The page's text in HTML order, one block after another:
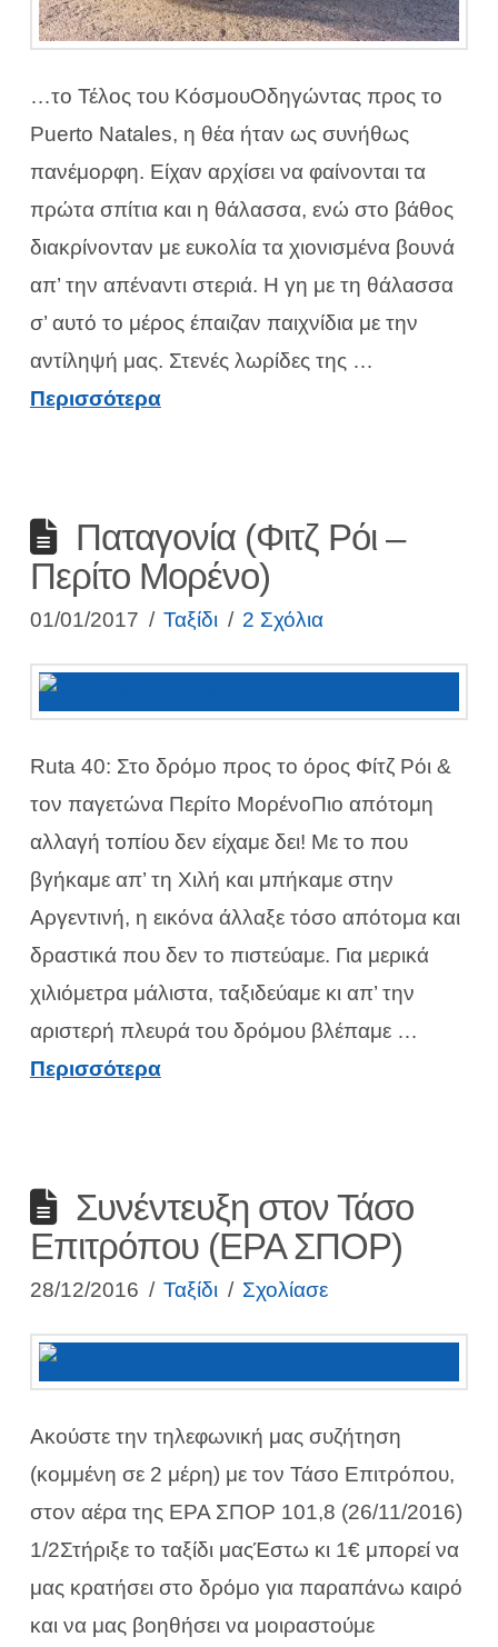
…το Τέλος του ΚόσμουΟδηγώντας προς το
Puerto Natales, η θέα ήταν ως συνήθως
πανέμορφη. Είχαν αρχίσει να φαίνονται τα
πρώτα σπίτια και η θάλασσα, ενώ στο βάθος
διακρίνονταν με ευκολία τα χιονισμένα βουνά
απ’ την απέναντι στεριά. Η γη με τη θάλασσα
σ’ αυτό το μέρος έπαιζαν παιχνίδια με την
αντίληψή μας. Στενές λωρίδες της …
Περισσότερα
Παταγονία (Φιτζ Ρόι –
Περίτο Μορένο)
01/01/2017 Ταξίδι 2 Σχόλια
Ruta 40: Στο δρόμο προς το όρος Φίτζ Ρόι &
τον παγετώνα Περίτο ΜορένοΠιο απότομη
αλλαγή τοπίου δεν είχαμε δει! Με το που
βγήκαμε απ’ τη Χιλή και μπήκαμε στην
Αργεντινή, η εικόνα άλλαξε τόσο απότομα και
δραστικά που δεν το πιστεύαμε. Για μερικά
χιλιόμετρα μάλιστα, ταξιδεύαμε κι απ’ την
αριστερή πλευρά του δρόμου βλέπαμε …
Περισσότερα
Συνέντευξη στον Τάσο
Επιτρόπου (ΕΡΑ ΣΠΟΡ)
28/12/2016 Ταξίδι Σχολίασε
Ακούστε την τηλεφωνική μας συζήτηση
(κομμένη σε 2 μέρη) με τον Τάσο Επιτρόπου,
στον αέρα της ΕΡΑ ΣΠΟΡ 101,8 (26/11/2016)
1/2Στήριξε το ταξίδι μαςΈστω κι 1€ μπορεί να
μας κρατήσει στο δρόμο για παραπάνω καιρό
και να μας βοηθήσει να μοιραστούμε